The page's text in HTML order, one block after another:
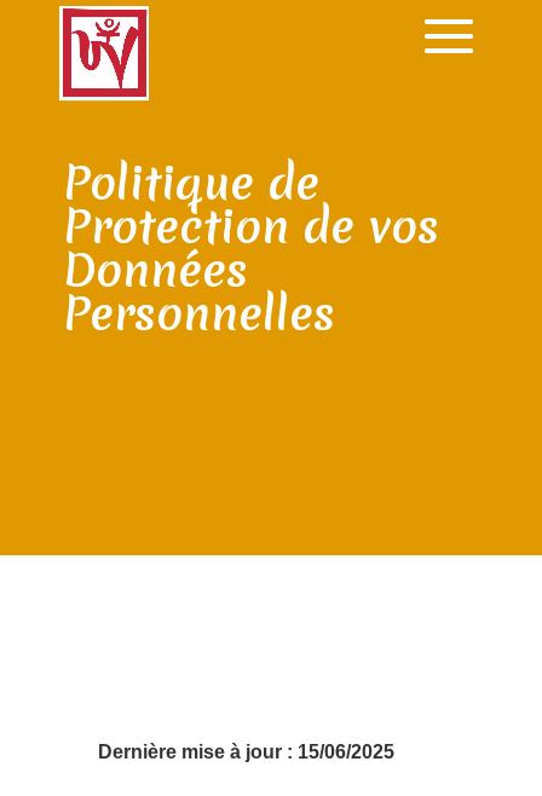
Politique de
Protection de vos
Données
Personnelles
Dernière mise à jour : 15/06/2025